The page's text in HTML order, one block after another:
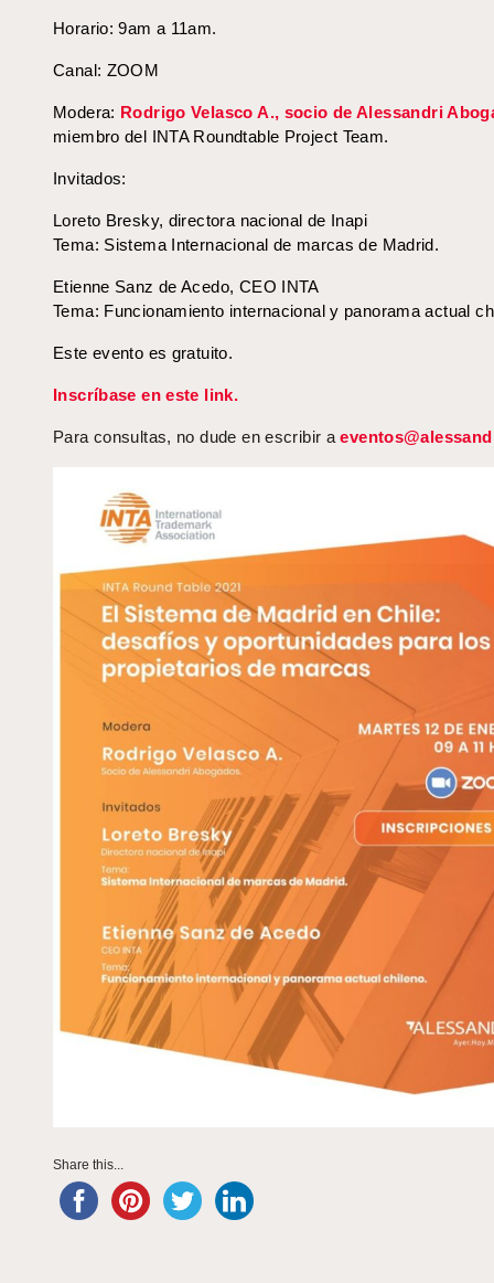
Horario: 9am a 11am.
Canal: ZOOM
Modera: Rodrigo Velasco A., socio de Alessandri
miembro del INTA Roundtable Project Team.
Invitados:
Loreto Bresky, directora nacional de Inapi
Tema: Sistema Internacional de marcas de Madrid.
Etienne Sanz de Acedo, CEO INTA
Tema: Funcionamiento internacional y panorama actual
Este evento es gratuito.
Inscríbase en este link.
Para consultas, no dude en escribir a
Share this...